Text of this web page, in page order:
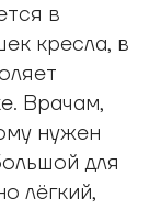
в
кресла, в
Врачам,
нужен
для
лёгкий,